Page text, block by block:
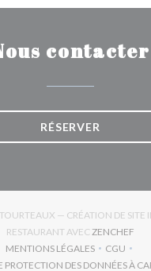
contacter
RÉSERVER
— CRÉATION DE SITE
RESTAURANT AVEC ZENCHEF
MENTIONS LÉGALES
((OUVRE UNE
CGU
PROTECTION DES DONNÉES À